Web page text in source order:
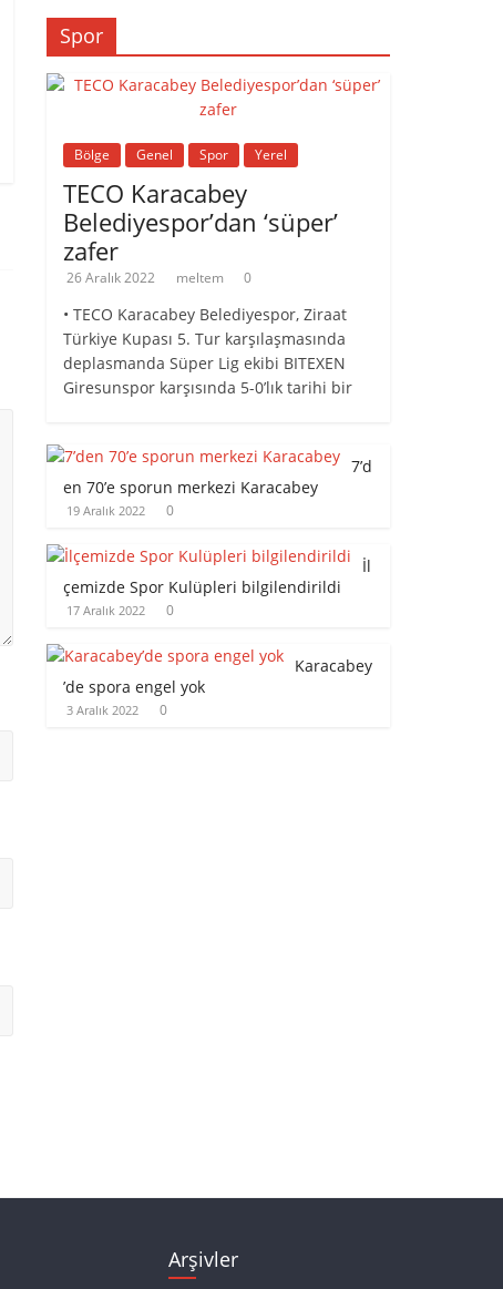
Spor
Bölge Genel Spor Yerel
TECO Karacabey
Belediyespor’dan ‘süper’
zafer
26 Aralık 2022 meltem 0
• TECO Karacabey Belediyespor, Ziraat
Türkiye Kupası 5. Tur karşılaşmasında
deplasmanda Süper Lig ekibi BITEXEN
Giresunspor karşısında 5-0’lık tarihi bir
7’d
en 70’e sporun merkezi Karacabey
19 Aralık 2022 0
İl
çemizde Spor Kulüpleri bilgilendirildi
17 Aralık 2022 0
Karacabey
’de spora engel yok
3 Aralık 2022 0
Arşivler